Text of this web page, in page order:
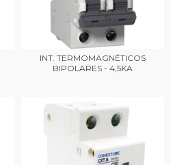
INT. TERMOMAGNÉTICOS
BIPOLARES - 4,5KA